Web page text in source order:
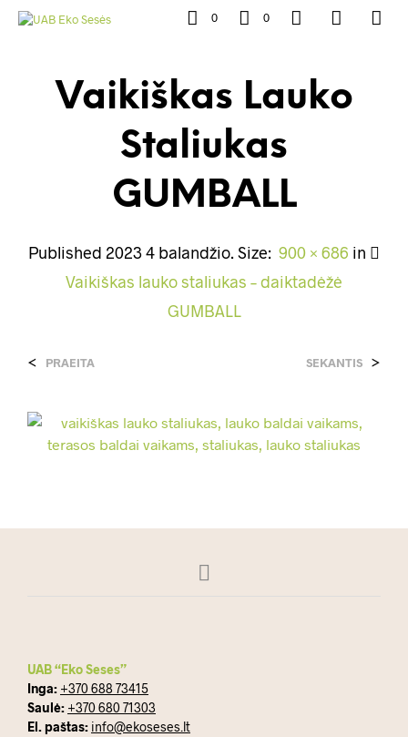
0 0
Vaikiškas Lauko
Staliukas
GUMBALL
Published 2023 4 balandžio. Size: 900 × 686 in
Vaikiškas lauko staliukas – daiktadėžė
GUMBALL
< PRAEITA SEKANTIS >
UAB “Eko Seses”
Inga: +370 688 73415
Saulė: +370 680 71303
El. paštas: info@ekoseses.lt